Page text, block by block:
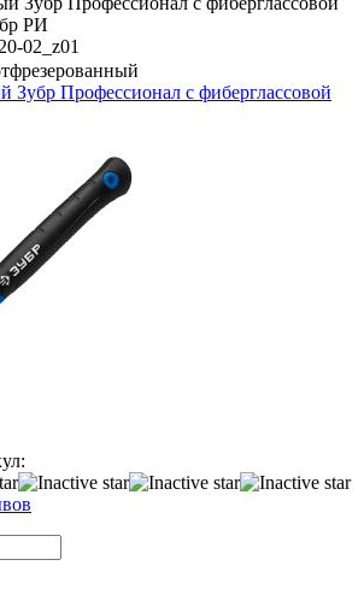
02_z01
Зубр Профессионал с фиберглассовой